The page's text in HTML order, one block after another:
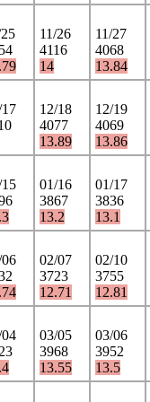
11/26
4116
14
11/27
4068
13.84
12/18
4077
13.89
12/19
4069
13.86
01/16
3867
13.2
01/17
3836
13.1
02/07
3723
12.71
02/10
3755
12.81
03/05
3968
13.55
03/06
3952
13.5